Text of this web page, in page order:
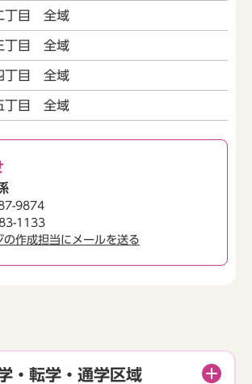
丁目 全域
丁目 全域
丁目 全域
丁目 全域
9874
1133
の作成担当にメールを送る
・転学・通学区域